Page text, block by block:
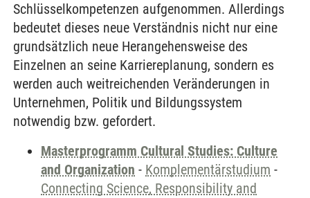
Schlüsselkompetenzen aufgenommen. Allerdings
bedeutet dieses neue Verständnis nicht nur eine
grundsätzlich neue Herangehensweise des
Einzelnen an seine Karriereplanung, sondern es
werden auch weitreichenden Veränderungen in
Unternehmen, Politik und Bildungssystem
notwendig bzw. gefordert.
Masterprogramm Cultural Studies: Culture
and Organization - Komplementärstudium -
Connecting Science, Responsibility and